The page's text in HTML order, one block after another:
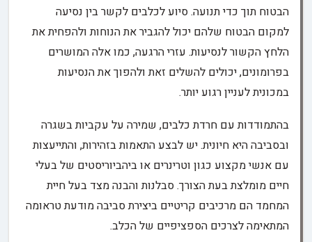
הבטוח תוך כדי תנועה. סיוע לכלבים לקשר בין נסיעה
למקום הבטוח שלהם יכול להגביר את הנוחות ולהפחית את
הלחץ הקשור לנסיעות. עזרי הרגעה, כמו אלה המושרים
בפרומונים, יכולים להשלים זאת ולהפוך את הנסיעות
במכונית לעניין רגוע יותר.
בהתמודדות עם חרדת כלבים, שמירה על עקביות בשגרה
ובסביבה היא חיונית. יש לבצע התאמות בזהירות, והתייעצות
עם אנשי מקצוע כגון וטרינרים או ביהביוריסטים של בעלי
חיים מומלצת בעת הצורך. סבלנות והבנה מצד בעל חיית
המחמד הם מרכיבים קריטיים ביצירת סביבה מודעת טראומה
המתאימה לצרכים הספציפיים של הכלב.